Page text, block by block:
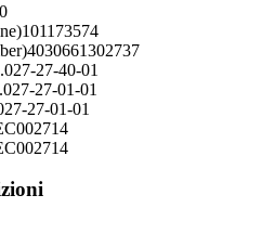
101173574
4030661302737
27-27-40-01
27-27-01-01
27-27-01-01